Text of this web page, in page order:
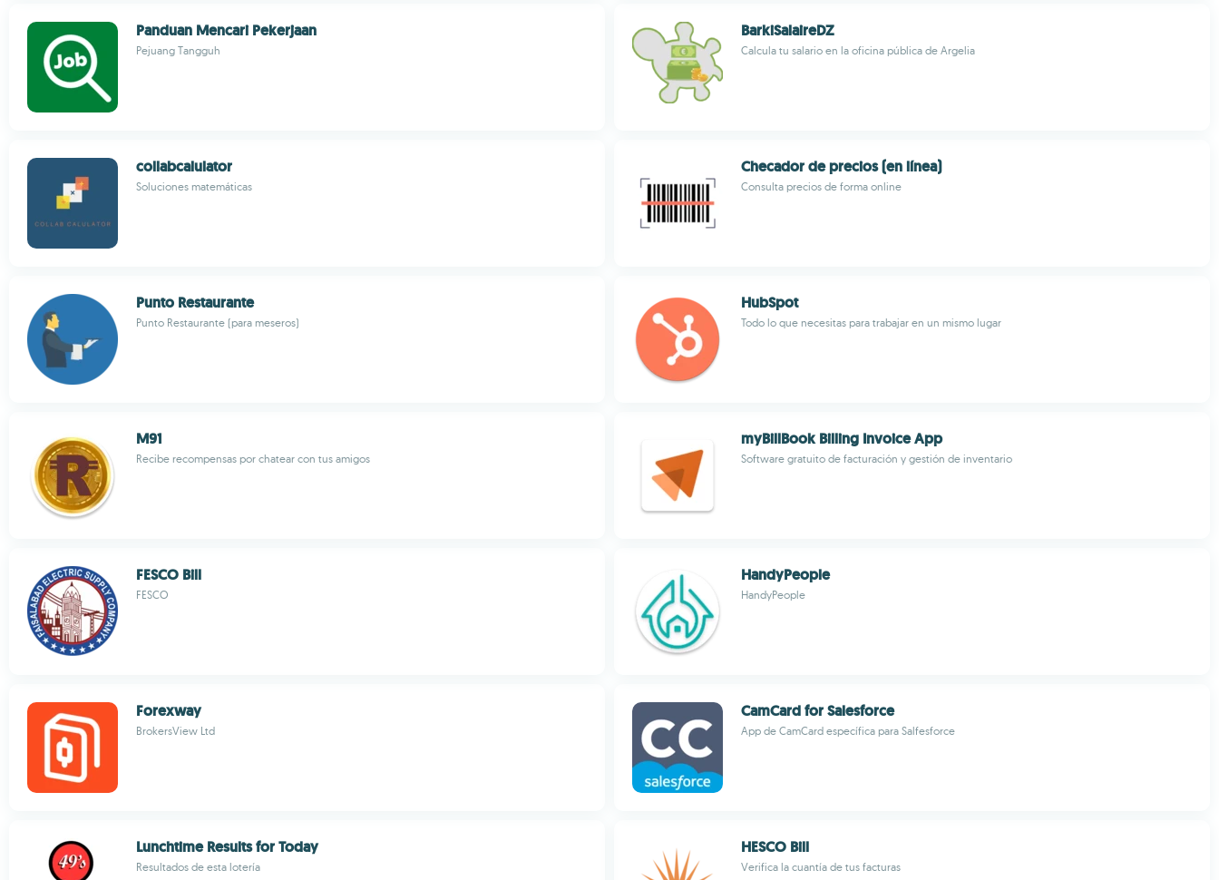
Panduan Mencari Pekerjaan
Pejuang Tangguh
BarkiSalaireDZ
Calcula tu salario en la oficina pública de Argelia
collabcalulator
Soluciones matemáticas
Checador de precios (en línea)
Consulta precios de forma online
Punto Restaurante
Punto Restaurante (para meseros)
HubSpot
Todo lo que necesitas para trabajar en un mismo lugar
M91
Recibe recompensas por chatear con tus amigos
myBillBook Billing Invoice App
Software gratuito de facturación y gestión de inventario
FESCO Bill
FESCO
HandyPeople
HandyPeople
Forexway
BrokersView Ltd
CamCard for Salesforce
App de CamCard específica para Salfesforce
Lunchtime Results for Today
Resultados de esta lotería
HESCO Bill
Verifica la cuantía de tus facturas